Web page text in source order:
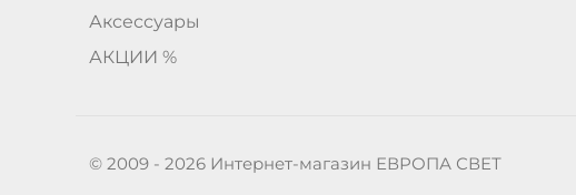
Аксессуары
АКЦИИ %
© 2009 - 2026 Интернет-магазин ЕВРОПА СВЕТ